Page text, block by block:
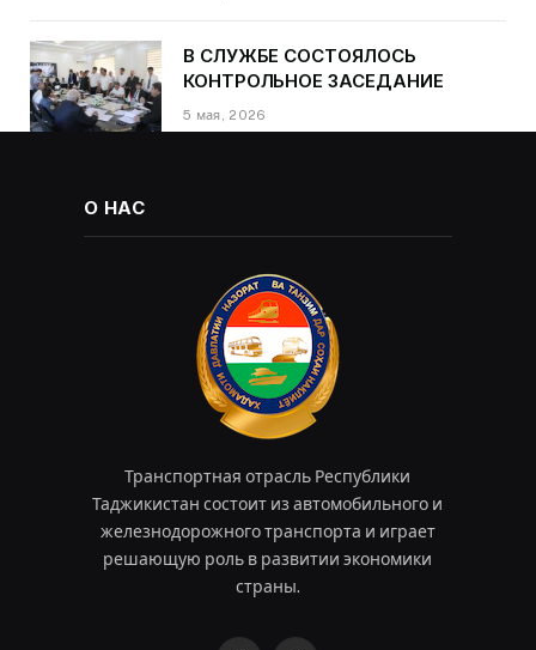
В СЛУЖБЕ СОСТОЯЛОСЬ
КОНТРОЛЬНОЕ ЗАСЕДАНИЕ
5 мая, 2026
О НАС
Транспортная отрасль Республики
Таджикистан состоит из автомобильного и
железнодорожного транспорта и играет
решающую роль в развитии экономики
страны.